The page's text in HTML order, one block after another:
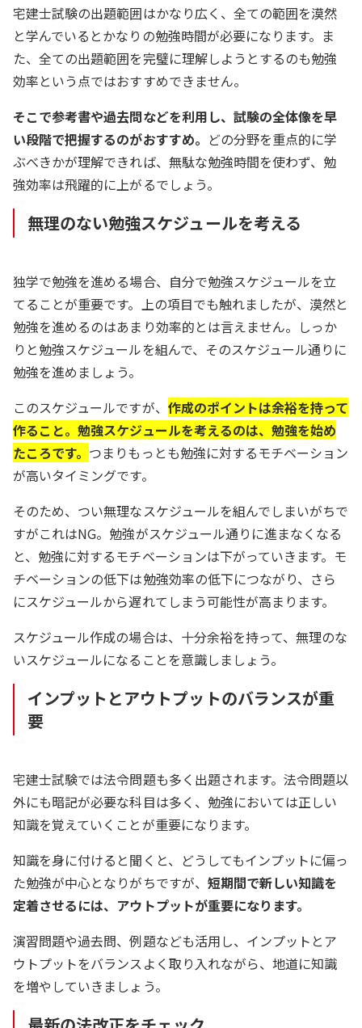
宅建士試験の出題範囲はかなり広く、全ての範囲を漠然
と学んでいるとかなりの勉強時間が必要になります。ま
た、全ての出題範囲を完璧に理解しようとするのも勉強
効率という点ではおすすめできません。
そこで参考書や過去問などを利用し、試験の全体像を早
い段階で把握するのがおすすめ。 どの分野を重点的に学
ぶべきかが理解できれば、無駄な勉強時間を使わず、勉
強効率は飛躍的に上がるでしょう。
無理のない勉強スケジュールを考える
独学で勉強を進める場合、自分で勉強スケジュールを立
てることが重要です。上の項目でも触れましたが、漠然と
勉強を進めるのはあまり効率的とは言えません。しっか
りと勉強スケジュールを組んで、そのスケジュール通りに
勉強を進めましょう。
このスケジュールですが、 作成のポイントは余裕を持って
作ること。勉強スケジュールを考えるのは、勉強を始め
たころです。 つまりもっとも勉強に対するモチベーション
が高いタイミングです。
そのため、つい無理なスケジュールを組んでしまいがちで
すがこれはNG。勉強がスケジュール通りに進まなくなる
と、勉強に対するモチベーションは下がっていきます。モ
チベーションの低下は勉強効率の低下につながり、さら
にスケジュールから遅れてしまう可能性が高まります。
スケジュール作成の場合は、十分余裕を持って、無理のな
いスケジュールになることを意識しましょう。
インプットとアウトプットのバランスが重
要
宅建士試験では法令問題も多く出題されます。法令問題以
外にも暗記が必要な科目は多く、勉強においては正しい
知識を覚えていくことが重要になります。
知識を身に付けると聞くと、どうしてもインプットに偏っ
た勉強が中心となりがちですが、 短期間で新しい知識を
定着させるには、アウトプットが重要になります。
演習問題や過去問、例題なども活用し、インプットとア
ウトプットをバランスよく取り入れながら、地道に知識
を増やしていきましょう。